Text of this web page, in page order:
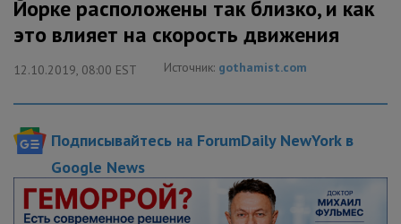
КУДА ПОЙТИ В ГОРОДЕ
ЖИЛЬЕ
ОБРАЗОВАНИЕ
Йорке расположены так близко, и как
это влияет на скорость движения
12.10.2019, 08:00 EST Источник: gothamist.com
Подписывайтесь на ForumDaily NewYork в
Google News